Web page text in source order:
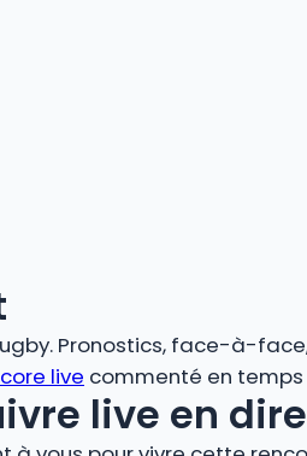
Pronostics, face-à-
live commenté en temps
live en